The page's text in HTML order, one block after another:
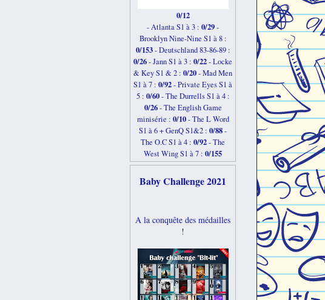
0/12
- Atlanta S1 à 3 : 0/29-
Brooklyn Nine-Nine S1 à 8 :
0/153- Deutschland 83-86-89 :
0/26-Jann S1 à 3 : 0/22- Locke
& Key S1 & 2 : 0/20- Mad Men
S1 à 7 : 0/92- Private Eyes S1 à
5 : 0/60- The Durrells S1 à 4 :
0/26- The English Game
minisérie : 0/10- The L Word
S1 à 6 + GenQ S1&2 : 0/88-
The O.C S1 à 4 : 0/92- The
West Wing S1 à 7 : 0/155
Baby Challenge 2021
A la conquête des médailles
!